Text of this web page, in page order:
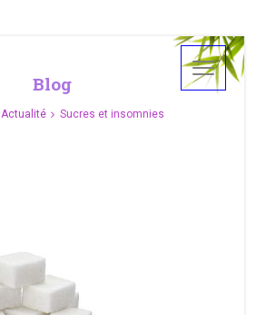
Blog
Actualité Sucres et insomnies